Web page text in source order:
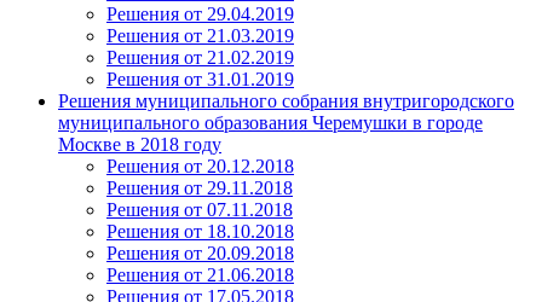
Решения от 29.04.2019
Решения от 21.03.2019
Решения от 21.02.2019
Решения от 31.01.2019
Решения муниципального собрания внутригородского
муниципального образования Черемушки в городе
Москве в 2018 году
Решения от 20.12.2018
Решения от 29.11.2018
Решения от 07.11.2018
Решения от 18.10.2018
Решения от 20.09.2018
Решения от 21.06.2018
Решения от 17.05.2018